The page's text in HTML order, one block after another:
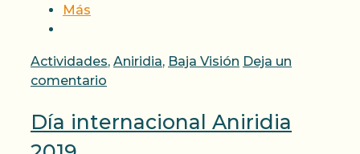
Más
Categorías
Actividades, Aniridia, Baja Visión Deja un
comentario
Día internacional Aniridia